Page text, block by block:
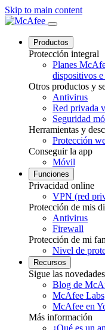
Skip to main content
Productos
Protección integral
Planes
dispositivos
Otros productos y
Antivirus
Red privada
Seguridad
Herramientas y
Protección
Conseguir la app
Móvil
Funciones
Privacidad online
VPN (red
Protección de mis
Antivirus
Firewall
Protección de mi
Nivel de
Recursos
Sigue las novedades
Blog de
McAfee Labs
McAfee en
Más información
¿Qué es un